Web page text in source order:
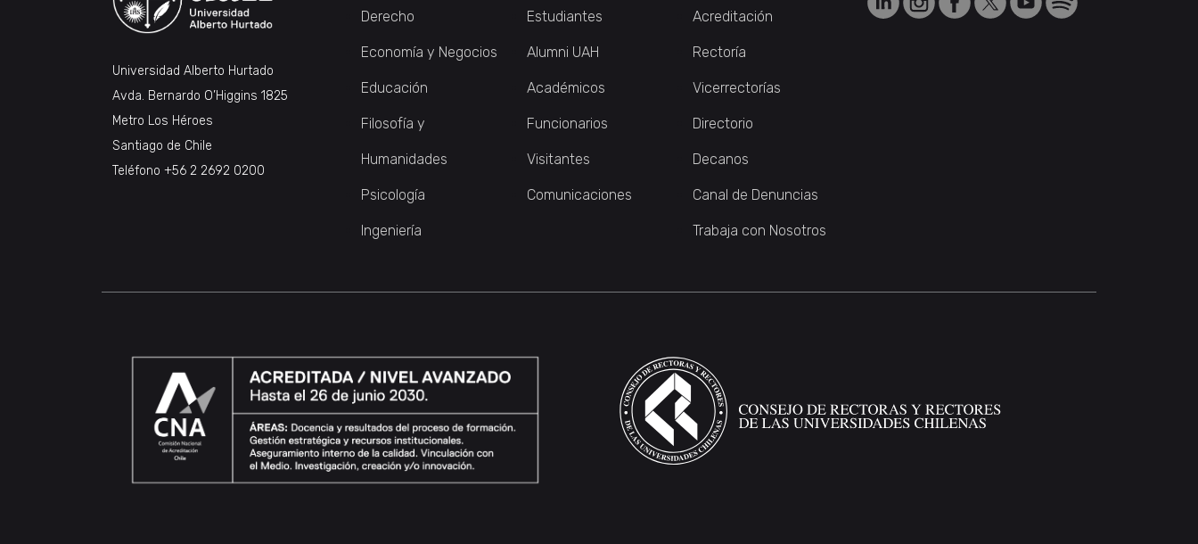
Universidad Alberto Hurtado
Avda. Bernardo O’Higgins 1825
Metro Los Héroes
Santiago de Chile
Teléfono +56 2 2692 0200
Derecho
Economía y Negocios
Educación
Filosofía y
Humanidades
Psicología
Ingeniería
Estudiantes
Alumni UAH
Académicos
Funcionarios
Visitantes
Comunicaciones
Acreditación
Rectoría
Vicerrectorías
Directorio
Decanos
Canal de Denuncias
Trabaja con Nosotros